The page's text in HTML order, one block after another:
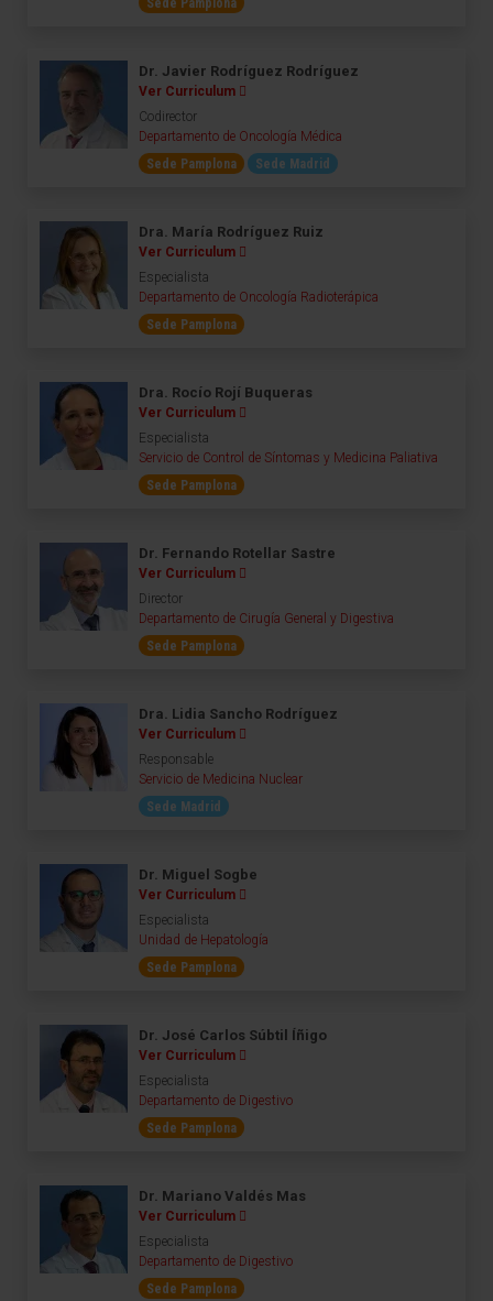
Dr. Javier Rodríguez Rodríguez
Ver Curriculum
Codirector
Departamento de Oncología Médica
Sede Pamplona
Sede Madrid
Dra. María Rodríguez Ruiz
Ver Curriculum
Especialista
Departamento de Oncología Radioterápica
Sede Pamplona
Dra. Rocío Rojí Buqueras
Ver Curriculum
Especialista
Servicio de Control de Síntomas y Medicina Paliativa
Sede Pamplona
Dr. Fernando Rotellar Sastre
Ver Curriculum
Director
Departamento de Cirugía General y Digestiva
Sede Pamplona
Dra. Lidia Sancho Rodríguez
Ver Curriculum
Responsable
Servicio de Medicina Nuclear
Sede Madrid
Dr. Miguel Sogbe
Ver Curriculum
Especialista
Unidad de Hepatología
Sede Pamplona
Dr. José Carlos Súbtil Íñigo
Ver Curriculum
Especialista
Departamento de Digestivo
Sede Pamplona
Dr. Mariano Valdés Mas
Ver Curriculum
Especialista
Departamento de Digestivo
Sede Pamplona